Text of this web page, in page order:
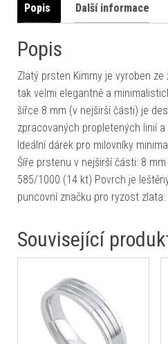
Popis Další informace
Popis
Zlatý prsten Kimmy je vyroben
tak velmi elegantně a
šířce 8 mm (v nejširší části) je
zpracovaných propletených linií
Ideální dárek pro milovníky
Šíře prstenu v nejširší části: 8
585/1000 (14 kt) Povrch je
puncovní značku pro ryzost zlata:
Související